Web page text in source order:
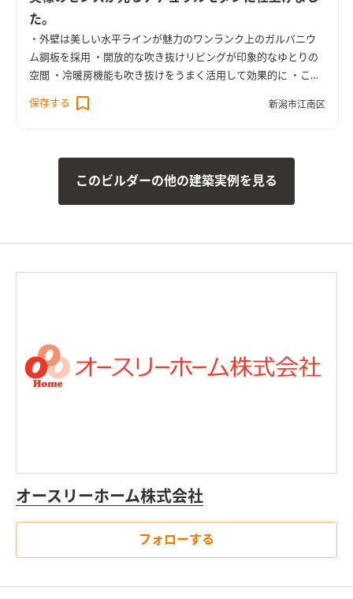
た。
・外壁は美しい水平ラインが魅力のワンランク上のガルバニウ
ム鋼板を採用 ・開放的な吹き抜けリビングが印象的なゆとりの
空間 ・冷暖房機能も吹き抜けをうまく活用して効果的に ・こだ
わりの生活動線と豊富な収納力で快適な暮らしが実現 ・家族の
つながりを重視したプランニング ・色数を限定した統一感ある
保存する 新潟市江南区
このビルダーの他の建築実例を見る
オースリーホーム株式会社
フォローする